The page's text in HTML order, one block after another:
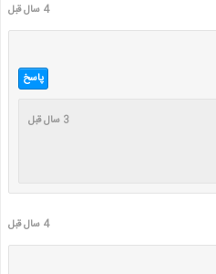
4 سال قبل
پاسخ
3 سال قبل
4 سال قبل